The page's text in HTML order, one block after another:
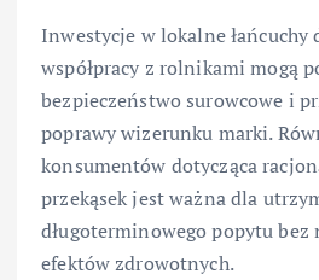
Inwestycje w lokalne łańcuchy
współpracy z rolnikami mogą
bezpieczeństwo surowcowe i
poprawy wizerunku marki.
konsumentów dotycząca
przekąsek jest ważna dla
długoterminowego popytu bez
efektów zdrowotnych.